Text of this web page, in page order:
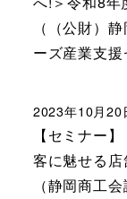
（（公財）
ーズ産業支援
【セミナー
客に魅せる店
（静岡商工会
2023年10月20